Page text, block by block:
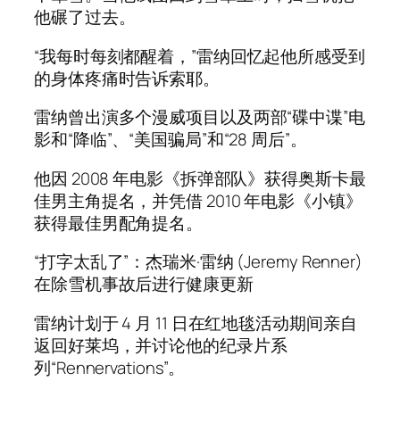
他碾了过去。
“我每时每刻都醒着，”雷纳回忆起他所感受到
的身体疼痛时告诉索耶。
雷纳曾出演多个漫威项目以及两部“碟中谍”电
影和“降临”、“美国骗局”和“28 周后”。
他因 2008 年电影《拆弹部队》获得奥斯卡最
佳男主角提名，并凭借 2010 年电影《小镇》
获得最佳男配角提名。
“打字太乱了”：杰瑞米·雷纳 (Jeremy Renner)
在除雪机事故后进行健康更新
雷纳计划于 4 月 11 日在红地毯活动期间亲自
返回好莱坞，并讨论他的纪录片系
列“Rennervations”。